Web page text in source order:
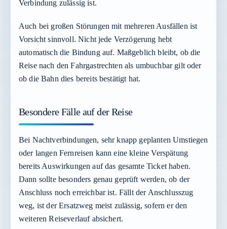
Verbindung zulässig ist.
Auch bei großen Störungen mit mehreren Ausfällen ist
Vorsicht sinnvoll. Nicht jede Verzögerung hebt
automatisch die Bindung auf. Maßgeblich bleibt, ob die
Reise nach den Fahrgastrechten als umbuchbar gilt oder
ob die Bahn dies bereits bestätigt hat.
Besondere Fälle auf der Reise
Bei Nachtverbindungen, sehr knapp geplanten Umstiegen
oder langen Fernreisen kann eine kleine Verspätung
bereits Auswirkungen auf das gesamte Ticket haben.
Dann sollte besonders genau geprüft werden, ob der
Anschluss noch erreichbar ist. Fällt der Anschlusszug
weg, ist der Ersatzweg meist zulässig, sofern er den
weiteren Reiseverlauf absichert.